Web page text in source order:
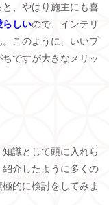
、やはり施主にも喜
らしいので、インテリ
このように、いいプ
ですが大きなメリッ
識として頭に入れら
介したように多くの
的に検討をしてみま